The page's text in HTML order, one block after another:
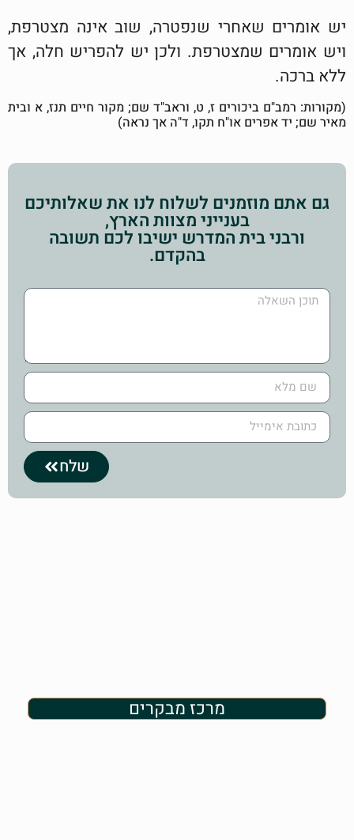
יש אומרים שאחרי שנפטרה, שוב אינה מצטרפת,
ויש אומרים שמצטרפת. ולכן יש להפריש חלה, אך
ללא ברכה.
(מקורות: רמב"ם ביכורים ז, ט, וראב"ד שם; מקור חיים תנז, א ובית
מאיר שם; יד אפרים או"ח תקו, ד"ה אך נראה)
גם אתם מוזמנים לשלוח לנו את שאלותיכם
בענייני מצוות הארץ,
ורבני בית המדרש ישיבו לכם תשובה
בהקדם.
שלח
מרכז מבקרים